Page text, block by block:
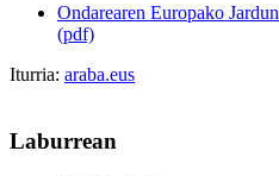
Ondarearen Europako
(pdf)
Iturria: araba.eus
Laburrean